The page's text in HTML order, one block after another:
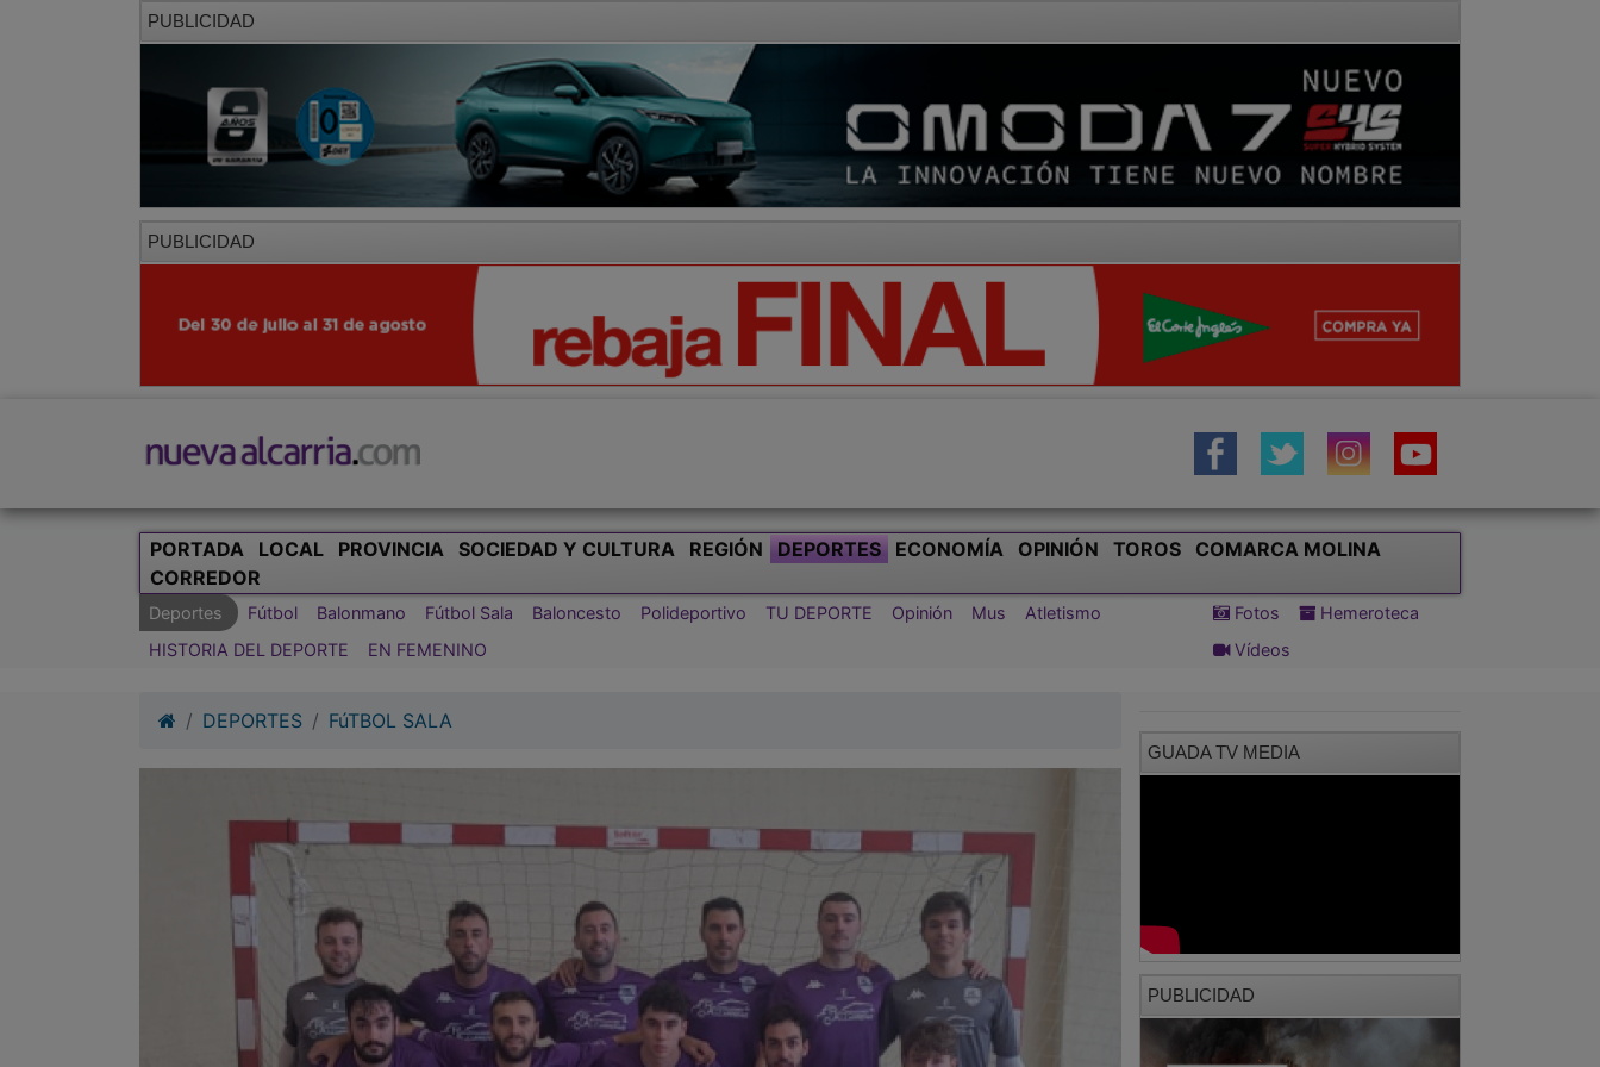
PUBLICIDAD
PUBLICIDAD
PORTADA LOCAL PROVINCIA SOCIEDAD Y CULTURA REGIÓN DEPORTES ECONOMÍA OPINIÓN TOROS
COMARCA MOLINA
CORREDOR
Deportes Fútbol Balonmano Fútbol Sala Baloncesto Polideportivo TU DEPORTE Opinión Mus
Atletismo
HISTORIA DEL DEPORTE
EN FEMENINO
Fotos
Hemeroteca
Vídeos
DEPORTES FúTBOL SALA
GUADA TV MEDIA
PUBLICIDAD